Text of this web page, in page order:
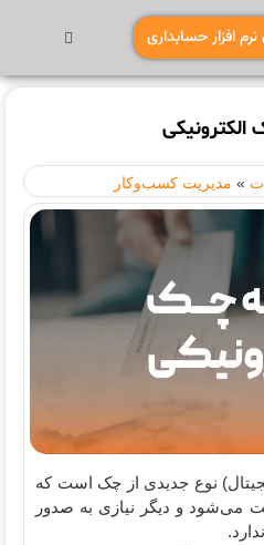
افزار حسابداری
» مدیریت کسب‌وکار
نوع جدیدی از چک است که
می‌شود و دیگر نیازی به صدور